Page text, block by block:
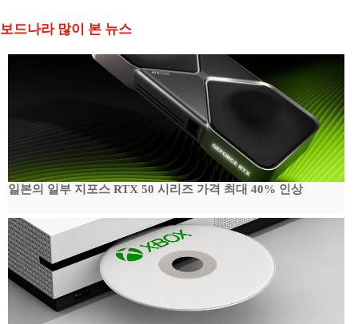
보드나라 많이 본 뉴스
일본의 일부 지포스 RTX 50 시리즈 가격 최대 40% 인상